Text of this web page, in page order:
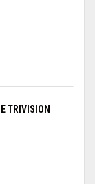
TRIVISION